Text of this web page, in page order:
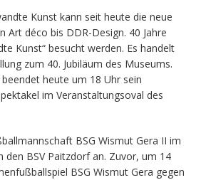
Kunst kann seit heute die neue
Art déco bis DDR-Design. 40 Jahre
Kunst“ besucht werden. Es handelt
zum 40. Jubiläum des Museums.
heute um 18 Uhr sein
im Veranstaltungsoval des
BSG Wismut Gera II im
den BSV Paitzdorf an. Zuvor, um 14
BSG Wismut Gera gegen